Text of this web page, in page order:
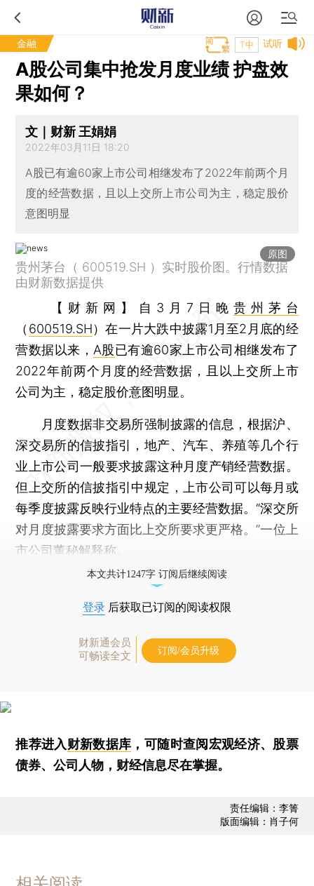
金融 试听
T中
A股公司集中抢发月度业绩 护盘效
果如何？
文｜财新 王娟娟
2022年03月11日 18:20
A股已有逾60家上市公司相继发布了2022年前两个月
度的经营数据，且以上交所上市公司为主，稳定股价
意图明显
原图
贵州茅台（ 600519.SH ）实时股价图。行情数据
由财新数据提供
【财新网】
自3月7日晚 贵州茅台
（ 600519.SH）在一片大跌中披露1月至2月底的经
营数据以来， A股已有逾60家上市公司相继发布了
2022年前两个月度的经营数据，且以上交所上市
公司为主，稳定股价意图明显。
月度数据非交易所强制披露的信息，根据沪、
深交易所的信披指引，地产、汽车、养殖等几个行
业上市公司一般要求披露这种月度产销经营数据。
但上交所的信披指引中规定，上市公司可以每月或
每季度披露反映行业特点的主要经营数据。“深交所
对月度披露要求方面比上交所要求更严格。”一位上
市公司董秘解释称。
本文共计1247字 订阅后继续阅读
登录 后获取已订阅的阅读权限
财新通会员
可畅读全文
订阅/会员升级
推荐进入财新数据库 ，可随时查阅宏观经济、股票
债券、公司人物，财经信息尽在掌握。
责任编辑：李箐
版面编辑：肖子何